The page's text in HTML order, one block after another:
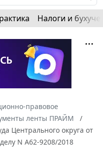
Налоги и
правовое
ленты ПРАЙМ
Центрального округа от
N А62-9208/2018